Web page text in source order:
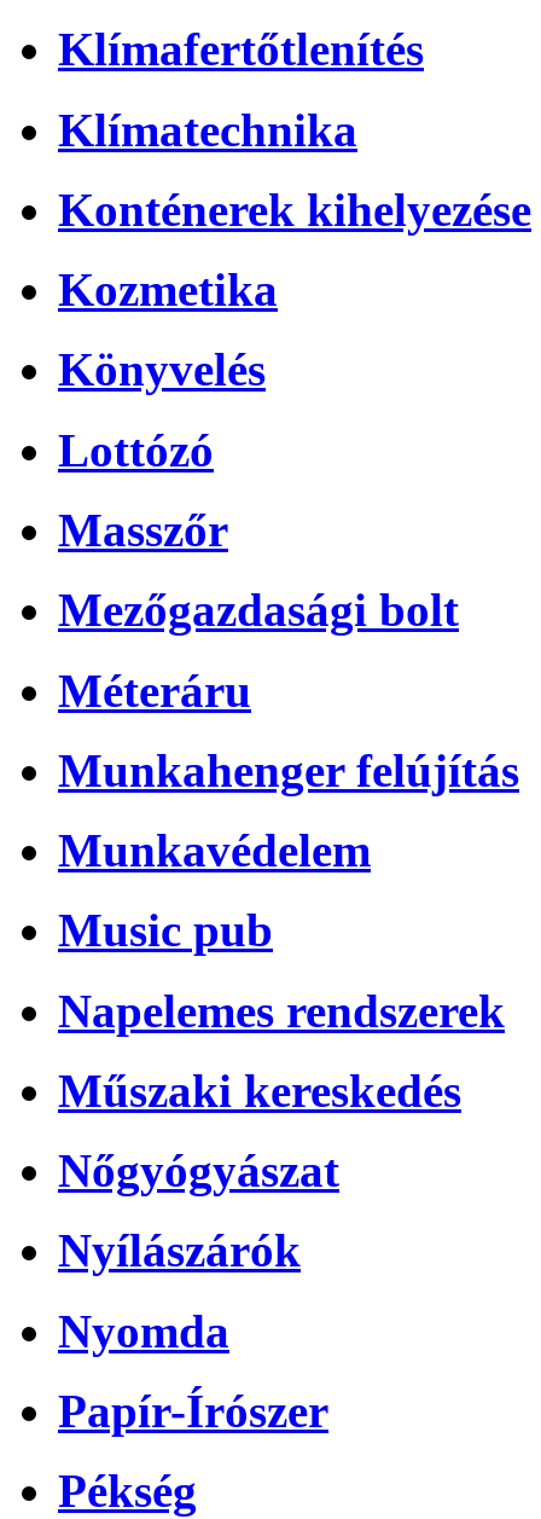
Klímafertőtlenítés
Klímatechnika
Konténerek kihelyezése
Kozmetika
Könyvelés
Lottózó
Masszőr
Mezőgazdasági bolt
Méteráru
Munkahenger felújítás
Munkavédelem
Music pub
Napelemes rendszerek
Műszaki kereskedés
Nőgyógyászat
Nyílászárók
Nyomda
Papír-Írószer
Pékség